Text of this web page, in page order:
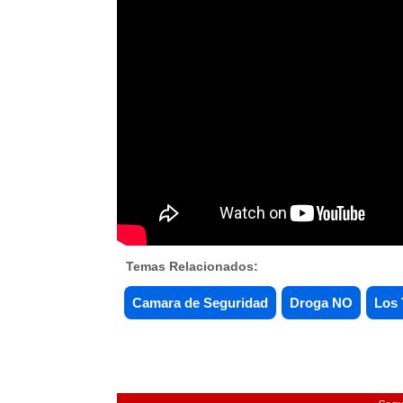
Temas Relacionados:
Camara de Seguridad Droga NO Los